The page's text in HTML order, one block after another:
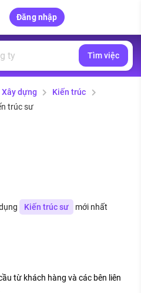
Đăng nhập
Tìm việc
Xây dựng
Kiến trúc
trúc sư
Kiến trúc sư mới nhất
từ khách hàng và các bên liên